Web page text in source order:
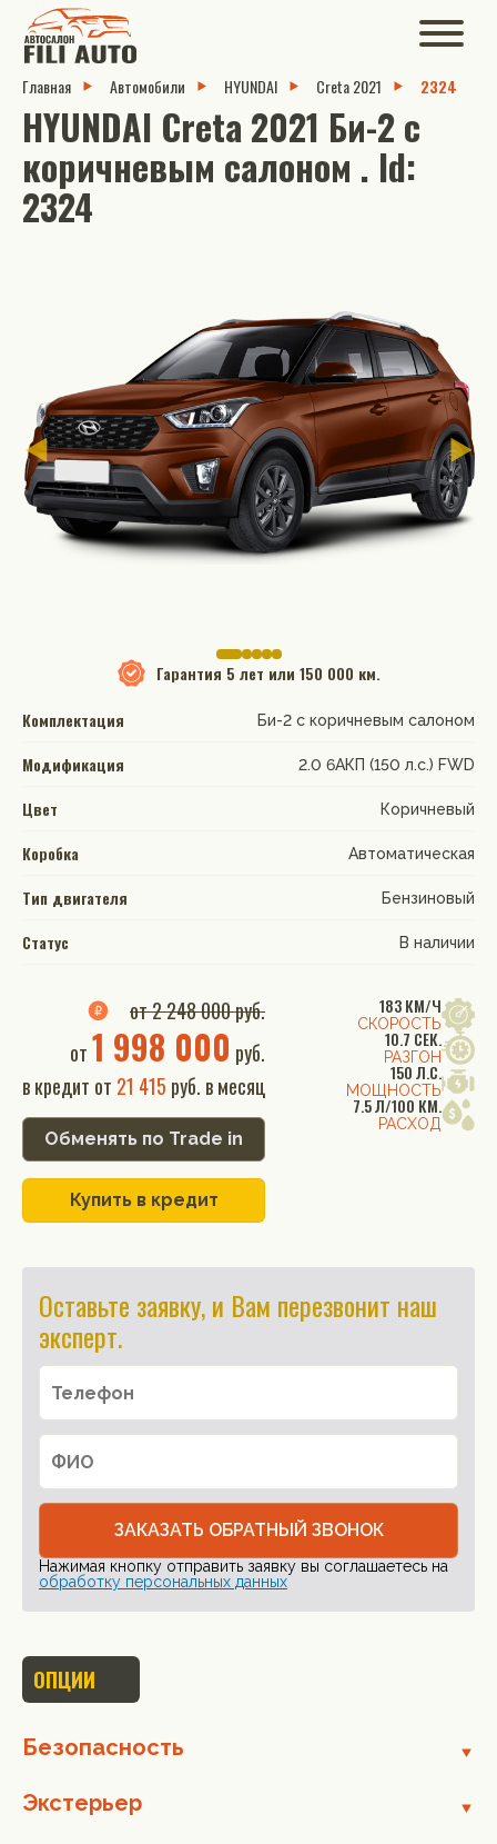
Главная Автомобили HYUNDAI Creta 2021 2324
HYUNDAI Creta 2021 Би-2 с
коричневым салоном . Id:
2324
Гарантия 5 лет или 150 000 км.
Комплектация
Би-2 с коричневым салоном
Модификация 2.0 6AКП (150 л.с.) FWD
Цвет Коричневый
Коробка Автоматическая
Тип двигателя Бензиновый
Статус В наличии
183 КМ/Ч
СКОРОСТЬ
10.7 СЕК.
РАЗГОН
150 Л.С.
МОЩНОСТЬ
7.5 Л/100 КМ.
РАСХОД
от 2 248 000 руб.
от1 998 000 руб.
в кредит от 21 415 руб. в месяц
Обменять по Trade in
Купить в кредит
Оставьте заявку, и Вам перезвонит наш
эксперт.
ЗАКАЗАТЬ ОБРАТНЫЙ ЗВОНОК
Нажимая кнопку отправить заявку вы соглашаетесь на
обработку персональных данных
ОПЦИИ
Безопасность
Экстерьер